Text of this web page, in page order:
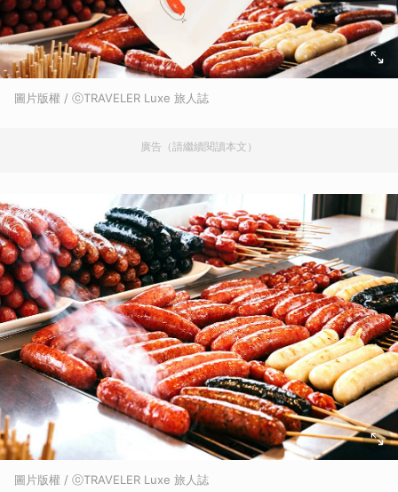
圖片版權 / ⓒTRAVELER Luxe 旅人誌
廣告（請繼續閱讀本文）
圖片版權 / ⓒTRAVELER Luxe 旅人誌